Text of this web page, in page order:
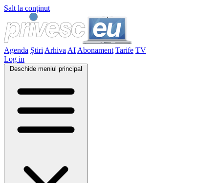
Salt la conținut
Agenda Știri Arhiva AI Abonament Tarife TV
Log in
Deschide meniul principal